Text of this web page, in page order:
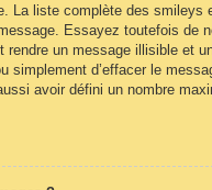
La liste complète des smileys
Essayez toutefois de
rendre un message illisible et
simplement d’effacer le
avoir défini un nombre